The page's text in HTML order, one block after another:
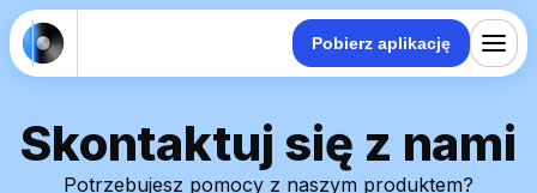
Pobierz aplikację
Skontaktuj się z nami
Potrzebujesz pomocy z naszym produktem?